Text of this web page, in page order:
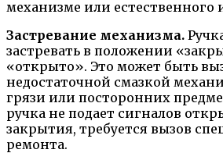
механизме или естественного
Застревание механизма.
застревать в положении
«открыто». Это может быть
недостаточной смазкой
грязи или посторонних
ручка не подает сигналов
закрытия, требуется вызов
ремонта.